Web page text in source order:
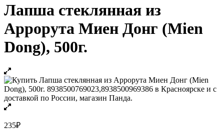
Лапша стеклянная из
Аррорута Миен Донг (Mien
Dong), 500г.
235₽